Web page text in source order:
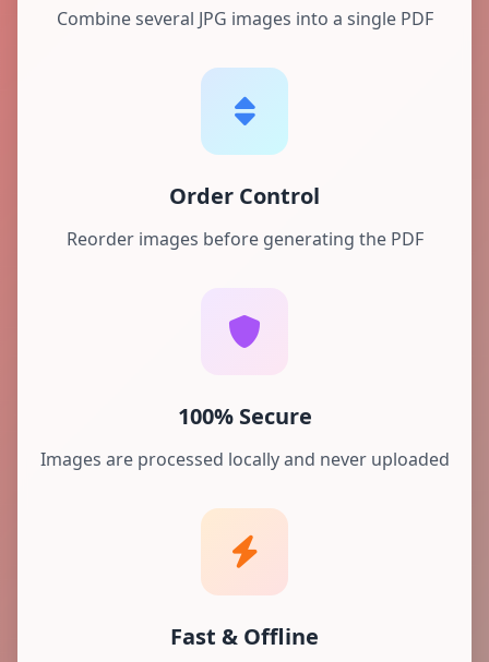
Combine several JPG images into a single PDF
Order Control
Reorder images before generating the PDF
100% Secure
Images are processed locally and never uploaded
Fast & Offline